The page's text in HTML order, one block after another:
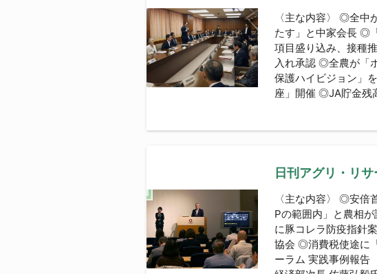
〈主な内容〉 ◎全
たす」と中家会長 ◎
項目盛り込み、接種
入れ承認 ◎全農が「
保護ハイビジョン」
座」開催 ◎JA貯金残
日刊アグリ・リ
〈主な内容〉 ◎安
Pの範囲内」と農相
に豚コレラ防疫指針
協会 ◎消費税使途に
ーラム 実践事